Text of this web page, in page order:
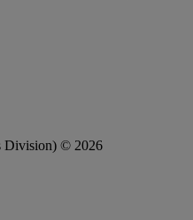
Division) © 2026